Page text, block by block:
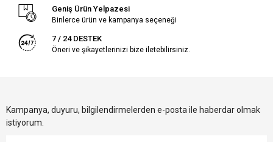
Geniş Ürün Yelpazesi
Binlerce ürün ve kampanya seçeneği
7 / 24 DESTEK
Öneri ve şikayetlerinizi bize iletebilirsiniz.
Kampanya, duyuru, bilgilendirmelerden e-posta ile haberdar olmak
istiyorum.